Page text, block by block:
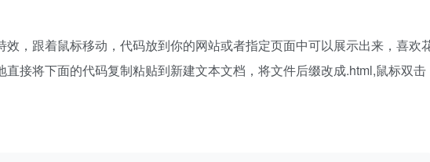
效，跟着鼠标移动，代码放到你的网站或者指定页面中可以展示出来，喜欢
接将下面的代码复制粘贴到新建文本文档，将文件后缀改成.html,鼠标双击